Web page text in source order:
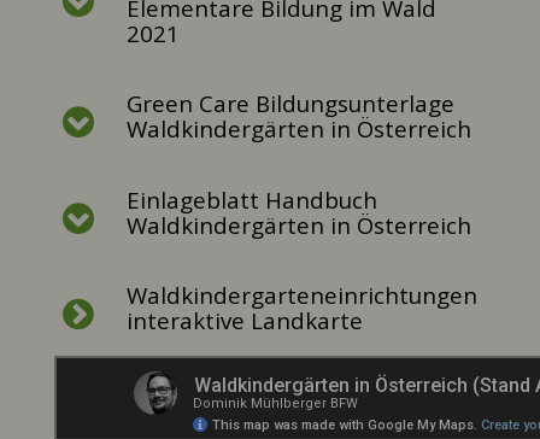
Elementare Bildung im Wald
2021
Green Care Bildungsunterlage
Waldkindergärten in Österreich
Einlageblatt Handbuch
Waldkindergärten in Österreich
Waldkindergarteneinrichtungen
interaktive Landkarte